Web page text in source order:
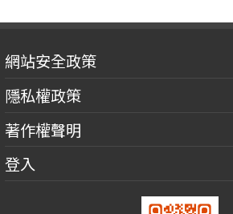
網站安全政策
隱私權政策
著作權聲明
登入